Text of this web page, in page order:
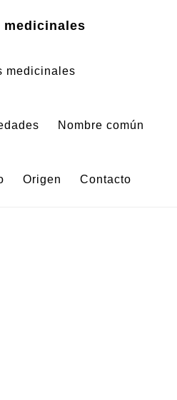
medicinales
medicinales
Nombre común
Origen Contacto